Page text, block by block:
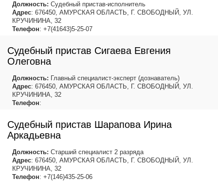
Должность: Судебный пристав-исполнитель
Адрес: 676450, АМУРСКАЯ ОБЛАСТЬ, Г. СВОБОДНЫЙ, УЛ.
КРУЧИНИНА, 32
Телефон: +7(41643)5-25-07
Судебный пристав Сигаева Евгения
Олеговна
Должность: Главный специалист-эксперт (дознаватель)
Адрес: 676450, АМУРСКАЯ ОБЛАСТЬ, Г. СВОБОДНЫЙ, УЛ.
КРУЧИНИНА, 32
Телефон:
Судебный пристав Шарапова Ирина
Аркадьевна
Должность: Старший специалист 2 разряда
Адрес: 676450, АМУРСКАЯ ОБЛАСТЬ, Г. СВОБОДНЫЙ, УЛ.
КРУЧИНИНА, 32
Телефон: +7(146)435-25-06